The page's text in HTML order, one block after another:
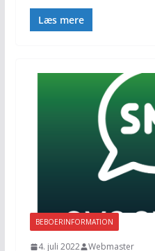
Læs mere
BEBOERINFORMATION
4. juli 2022 Webmaster